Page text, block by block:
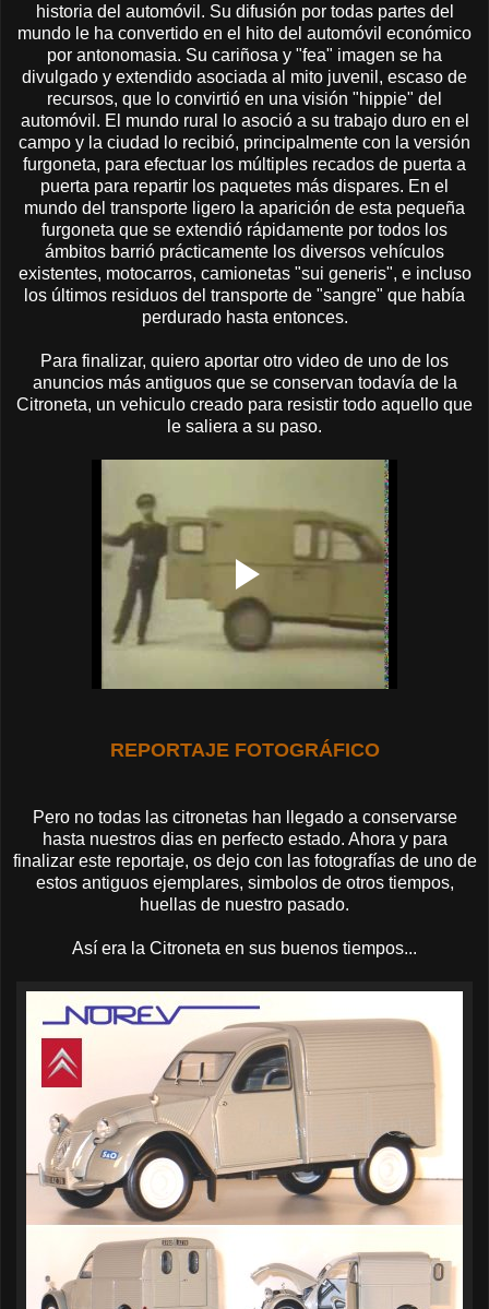
historia del automóvil. Su difusión por todas partes del
mundo le ha convertido en el hito del automóvil económico
por antonomasia. Su cariñosa y "fea" imagen se ha
divulgado y extendido asociada al mito juvenil, escaso de
recursos, que lo convirtió en una visión "hippie" del
automóvil. El mundo rural lo asoció a su trabajo duro en el
campo y la ciudad lo recibió, principalmente con la versión
furgoneta, para efectuar los múltiples recados de puerta a
puerta para repartir los paquetes más dispares. En el
mundo del transporte ligero la aparición de esta pequeña
furgoneta que se extendió rápidamente por todos los
ámbitos barrió prácticamente los diversos vehículos
existentes, motocarros, camionetas "sui generis", e incluso
los últimos residuos del transporte de "sangre" que había
perdurado hasta entonces.
Para finalizar, quiero aportar otro video de uno de los
anuncios más antiguos que se conservan todavía de la
Citroneta, un vehiculo creado para resistir todo aquello que
le saliera a su paso.
REPORTAJE FOTOGRÁFICO
Pero no todas las citronetas han llegado a conservarse
hasta nuestros dias en perfecto estado. Ahora y para
finalizar este reportaje, os dejo con las fotografías de uno de
estos antiguos ejemplares, simbolos de otros tiempos,
huellas de nuestro pasado.
Así era la Citroneta en sus buenos tiempos...